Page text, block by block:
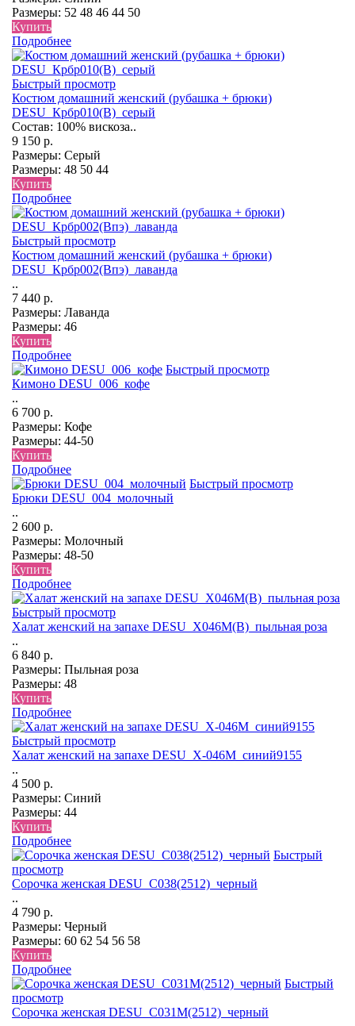
Размеры: 52 48 46 44 50
Купить
Подробнее
Быстрый просмотр
Костюм домашний женский (рубашка + брюки)
DESU_Крбр010(В)_серый
Состав: 100% вискоза..
9 150 р.
Размеры: Серый
Размеры: 48 50 44
Купить
Подробнее
Быстрый просмотр
Костюм домашний женский (рубашка + брюки)
DESU_Крбр002(Впэ)_лаванда
..
7 440 р.
Размеры: Лаванда
Размеры: 46
Купить
Подробнее
Быстрый просмотр
Кимоно DESU_006_кофе
..
6 700 р.
Размеры: Кофе
Размеры: 44-50
Купить
Подробнее
Быстрый просмотр
Брюки DESU_004_молочный
..
2 600 р.
Размеры: Молочный
Размеры: 48-50
Купить
Подробнее
Быстрый просмотр
Халат женский на запахе DESU_Х046М(В)_пыльная роза
..
6 840 р.
Размеры: Пыльная роза
Размеры: 48
Купить
Подробнее
Быстрый просмотр
Халат женский на запахе DESU_Х-046М_синий9155
..
4 500 р.
Размеры: Синий
Размеры: 44
Купить
Подробнее
Быстрый
просмотр
Сорочка женская DESU_С038(2512)_черный
..
4 790 р.
Размеры: Черный
Размеры: 60 62 54 56 58
Купить
Подробнее
Быстрый
просмотр
Сорочка женская DESU_С031М(2512)_черный